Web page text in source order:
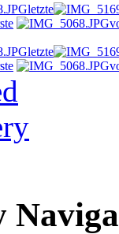
letzte
letzte